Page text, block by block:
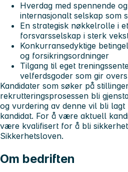
Hverdag med spennende
internasjonalt selskap som
En strategisk nøkkelrolle i
forsvarsselskap i sterk
Konkurransedyktige
og forsikringsordninger
Tilgang til eget
velferdsgoder som gir
Kandidater som søker på
rekrutteringsprosessen bli
og vurdering av denne vil bli
kandidat. For å være aktuell
være kvalifisert for å bli
Sikkerhetsloven.
Om bedriften